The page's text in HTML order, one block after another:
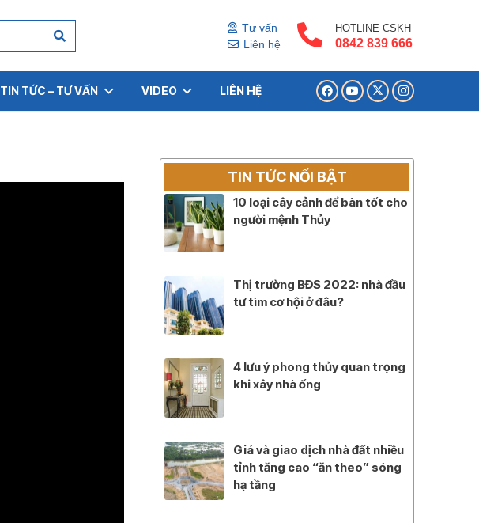
Tư vấn
Liên hệ
HOTLINE CSKH
0842 839 666
TIN TỨC – TƯ VẤN VIDEO LIÊN HỆ
TIN TỨC NỔI BẬT
10 loại cây cảnh để bàn tốt cho
người mệnh Thủy
Thị trường BĐS 2022: nhà đầu
tư tìm cơ hội ở đâu?
4 lưu ý phong thủy quan trọng
khi xây nhà ống
Giá và giao dịch nhà đất nhiều
tỉnh tăng cao “ăn theo” sóng
hạ tầng